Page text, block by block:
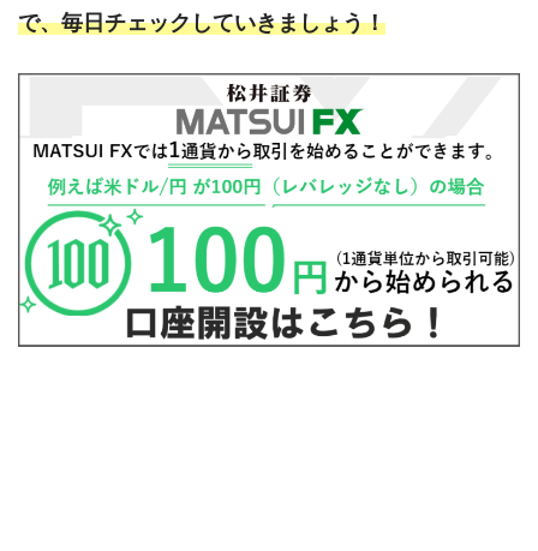
で、毎日チェックしていきましょう！